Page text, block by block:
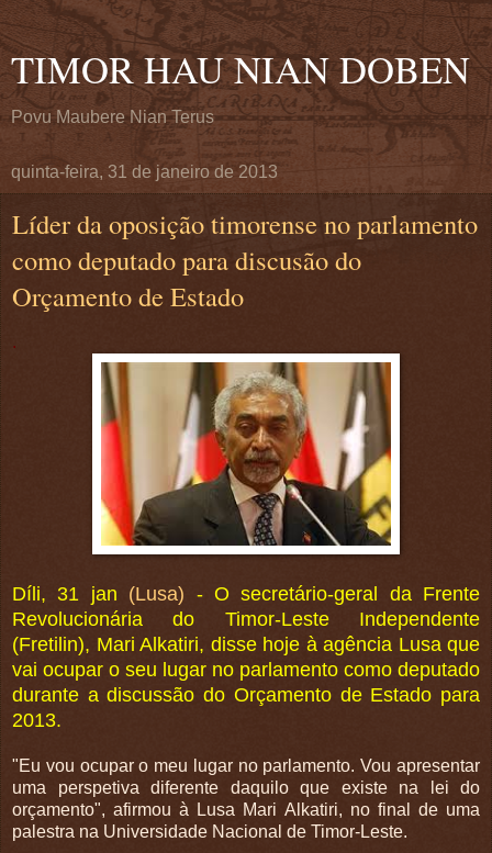
TIMOR HAU NIAN DOBEN
Povu Maubere Nian Terus
quinta-feira, 31 de janeiro de 2013
Líder da oposição timorense no parlamento
como deputado para discusão do
Orçamento de Estado
.
Díli, 31 jan (Lusa) - O secretário-geral da Frente
Revolucionária do Timor-Leste Independente
(Fretilin), Mari Alkatiri, disse hoje à agência Lusa que
vai ocupar o seu lugar no parlamento como deputado
durante a discussão do Orçamento de Estado para
2013.
"Eu vou ocupar o meu lugar no parlamento. Vou apresentar
uma perspetiva diferente daquilo que existe na lei do
orçamento", afirmou à Lusa Mari Alkatiri, no final de uma
palestra na Universidade Nacional de Timor-Leste.